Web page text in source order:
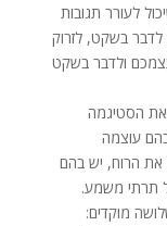
לעורר תגובות
בשקט, לזרוק
ולדבר בשקט
את הסטיגמה
עוצמה
את הרוח, יש בהם
תרתי משמע.
מוקדים: